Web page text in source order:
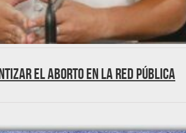
el aborto en la red pública